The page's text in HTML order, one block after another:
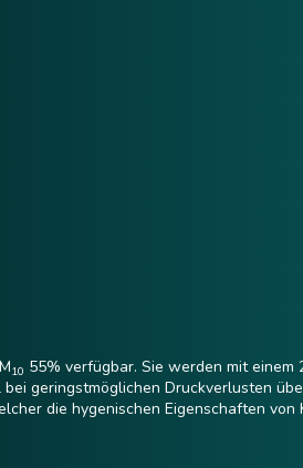
10 55% verfügbar. Sie werden mit
geringstmöglichen Druckverlusten
die hygenischen Eigenschaften